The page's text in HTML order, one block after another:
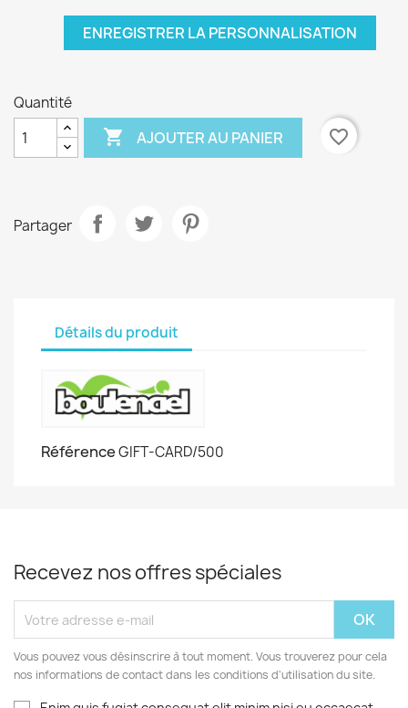
ENREGISTRER LA PERSONNALISATION
Quantité
 AJOUTER AU PANIER favorite_border
Partager
Détails du produit
RéférenceGIFT-CARD/500
Recevez nos offres spéciales
Vous pouvez vous désinscrire à tout moment. Vous trouverez pour cela
nos informations de contact dans les conditions d'utilisation du site.